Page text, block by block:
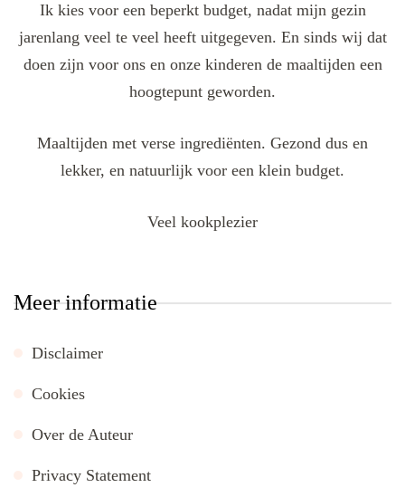
Ik kies voor een beperkt budget, nadat mijn gezin
jarenlang veel te veel heeft uitgegeven. En sinds wij dat
doen zijn voor ons en onze kinderen de maaltijden een
hoogtepunt geworden.
Maaltijden met verse ingrediënten. Gezond dus en
lekker, en natuurlijk voor een klein budget.
Veel kookplezier
Meer informatie
Disclaimer
Cookies
Over de Auteur
Privacy Statement